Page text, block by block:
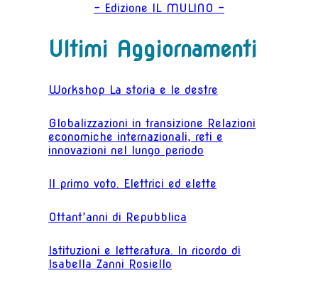
- Edizione IL MULINO -
Ultimi Aggiornamenti
Workshop La storia e le destre
Globalizzazioni in transizione Relazioni
economiche internazionali, reti e
innovazioni nel lungo periodo
Il primo voto. Elettrici ed elette
Ottant’anni di Repubblica
Istituzioni e letteratura. In ricordo di
Isabella Zanni Rosiello